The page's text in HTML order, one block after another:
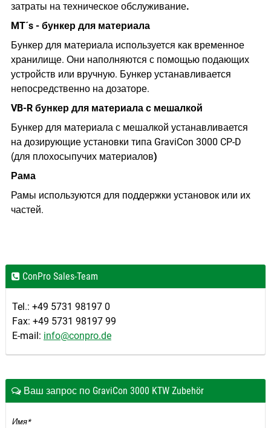
затраты на техническое обслуживание.
MT´s - бункер для материала
Бункер для материала используется как временное
хранилище. Они наполняются с помощью подающих
устройств или вручную. Бункер устанавливается
непосредственно на дозаторе.
VB-R бункер для материала с мешалкой
Бункер для материала с мешалкой устанавливается
на дозирующие установки типа GraviCon 3000 CP-D
(для плохосыпучих материалов)
Рама
Рамы используются для поддержки установок или их
частей.
ConPro Sales-Team
Tel.: +49 5731 98197 0
Fax: +49 5731 98197 99
E-mail: info@conpro.de
Ваш запрос по GraviCon 3000 KTW Zubehör
Имя*